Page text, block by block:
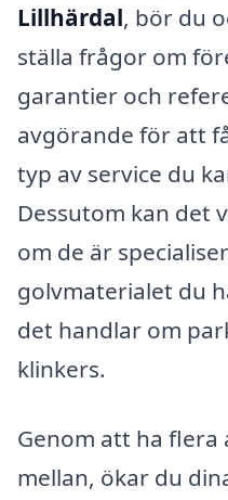
Lillhärdal, bör du
ställa frågor om
garantier och
avgörande för att
typ av service du
Dessutom kan det
om de är
golvmaterialet du
det handlar om
klinkers.
Genom att ha
mellan, ökar du